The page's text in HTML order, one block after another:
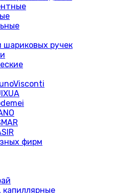
шариковых ручек
фирм
капиллярные